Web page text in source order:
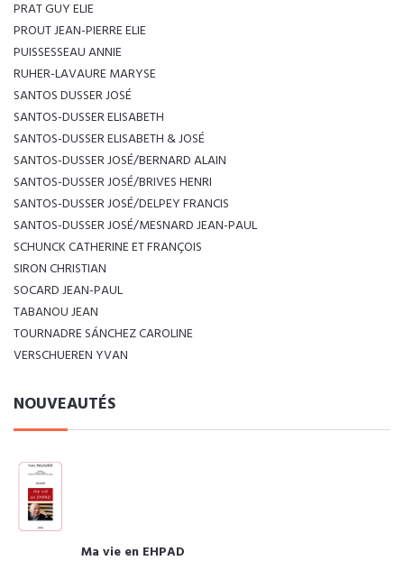
PRAT GUY ELIE
PROUT JEAN-PIERRE ELIE
PUISSESSEAU ANNIE
RUHER-LAVAURE MARYSE
SANTOS DUSSER JOSÉ
SANTOS-DUSSER ELISABETH
SANTOS-DUSSER ELISABETH & JOSÉ
SANTOS-DUSSER JOSÉ/BERNARD ALAIN
SANTOS-DUSSER JOSÉ/BRIVES HENRI
SANTOS-DUSSER JOSÉ/DELPEY FRANCIS
SANTOS-DUSSER JOSÉ/MESNARD JEAN-PAUL
SCHUNCK CATHERINE ET FRANÇOIS
SIRON CHRISTIAN
SOCARD JEAN-PAUL
TABANOU JEAN
TOURNADRE SÁNCHEZ CAROLINE
VERSCHUEREN YVAN
NOUVEAUTÉS
Ma vie en EHPAD